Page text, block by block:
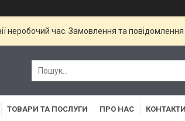
неробочий час. Замовлення та
ТОВАРИ ТА ПОСЛУГИ ПРО НАС КОНТАКТИ